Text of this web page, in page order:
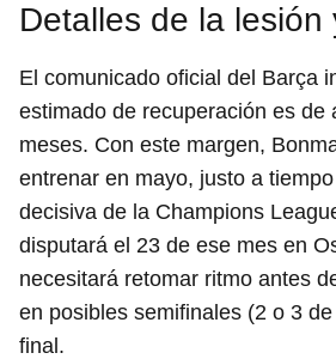
Detalles de la lesión
El comunicado oficial del Barça
estimado de recuperación es de
meses. Con este margen,
entrenar en mayo, justo a
decisiva de la Champions
disputará el 23 de ese mes en
necesitará retomar ritmo antes
en posibles semifinales (2 o 3
final.